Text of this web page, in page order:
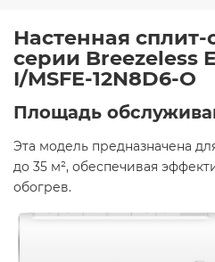
Настенная
серии Breezeless
I/MSFE-12N8D6-O
Площадь
Эта модель предназначена
до 35 м², обеспечивая
обогрев.​